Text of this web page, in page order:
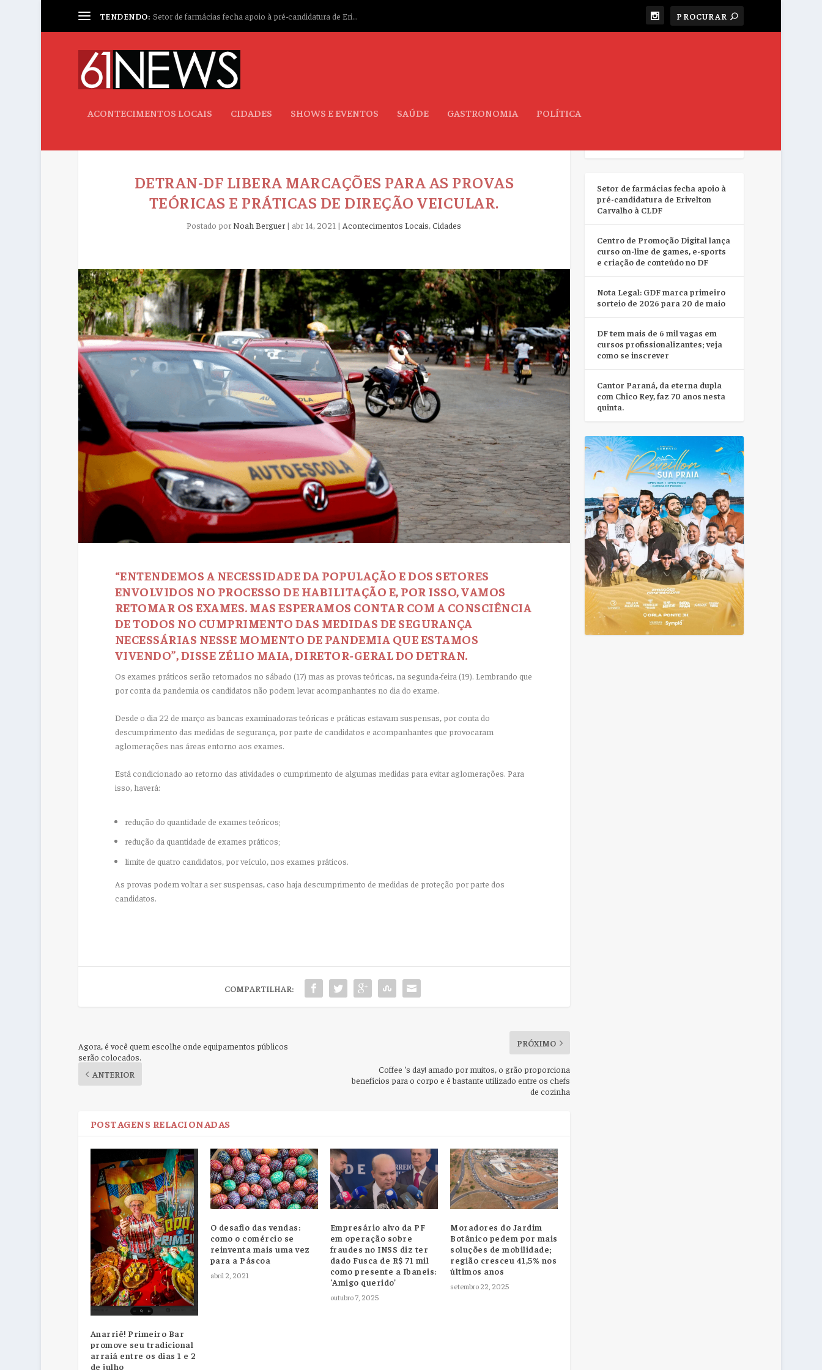
TENDENDO: Setor de farmácias fecha apoio à pré-candidatura de Eri...
ACONTECIMENTOS LOCAIS CIDADES SHOWS E EVENTOS SAÚDE GASTRONOMIA POLÍTICA
DETRAN-DF LIBERA MARCAÇÕES PARA AS PROVAS
TEÓRICAS E PRÁTICAS DE DIREÇÃO VEICULAR.
Postado por Noah Berguer| abr 14, 2021 | Acontecimentos Locais,Cidades
“ENTENDEMOS A NECESSIDADE DA POPULAÇÃO E DOS SETORES
ENVOLVIDOS NO PROCESSO DE HABILITAÇÃO E, POR ISSO, VAMOS
RETOMAR OS EXAMES. MAS ESPERAMOS CONTAR COM A CONSCIÊNCIA
DE TODOS NO CUMPRIMENTO DAS MEDIDAS DE SEGURANÇA
NECESSÁRIAS NESSE MOMENTO DE PANDEMIA QUE ESTAMOS
VIVENDO”, DISSE ZÉLIO MAIA, DIRETOR-GERAL DO DETRAN.
Os exames práticos serão retomados no sábado (17) mas as provas teóricas, na segunda-feira (19). Lembrando que
por conta da pandemia os candidatos não podem levar acompanhantes no dia do exame.
Desde o dia 22 de março as bancas examinadoras teóricas e práticas estavam suspensas, por conta do
descumprimento das medidas de segurança, por parte de candidatos e acompanhantes que provocaram
aglomerações nas áreas entorno aos exames.
Está condicionado ao retorno das atividades o cumprimento de algumas medidas para evitar aglomerações. Para
isso, haverá:
redução do quantidade de exames teóricos;
redução da quantidade de exames práticos;
limite de quatro candidatos, por veículo, nos exames práticos.
As provas podem voltar a ser suspensas, caso haja descumprimento de medidas de proteção por parte dos
candidatos.
COMPARTILHAR:
Agora, é você quem escolhe onde equipamentos públicos
serão colocados.
ANTERIOR
PRÓXIMO
Coffee ‘s day! amado por muitos, o grão proporciona
benefícios para o corpo e é bastante utilizado entre os chefs
de cozinha
POSTAGENS RELACIONADAS
Anarriê! Primeiro Bar
promove seu tradicional
arraiá entre os dias 1 e 2
de julho
O desafio das vendas:
como o comércio se
reinventa mais uma vez
para a Páscoa
abril 2, 2021
Empresário alvo da PF
em operação sobre
fraudes no INSS diz ter
dado Fusca de R$ 71 mil
como presente a Ibaneis:
‘Amigo querido’
outubro 7, 2025
Moradores do Jardim
Botânico pedem por mais
soluções de mobilidade;
região cresceu 41,5% nos
últimos anos
setembro 22, 2025
Setor de farmácias fecha apoio à
pré-candidatura de Erivelton
Carvalho à CLDF
Centro de Promoção Digital lança
curso on-line de games, e-sports
e criação de conteúdo no DF
Nota Legal: GDF marca primeiro
sorteio de 2026 para 20 de maio
DF tem mais de 6 mil vagas em
cursos profissionalizantes; veja
como se inscrever
Cantor Paraná, da eterna dupla
com Chico Rey, faz 70 anos nesta
quinta.